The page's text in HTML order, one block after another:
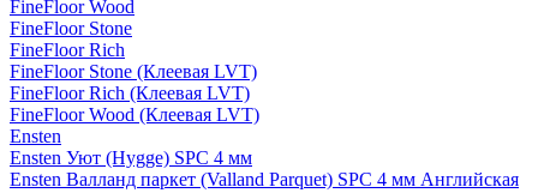
FineFloor Wood
FineFloor Stone
FineFloor Rich
FineFloor Stone (Клеевая LVT)
FineFloor Rich (Клеевая LVT)
FineFloor Wood (Клеевая LVT)
Ensten
Ensten Уют (Hygge) SPC 4 мм
Ensten Валланд паркет (Valland Parquet) SPC 4 мм Английская